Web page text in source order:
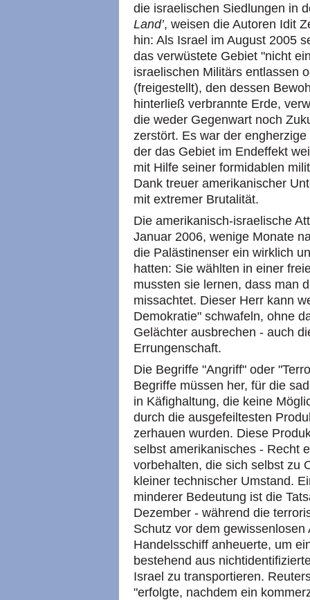
die israelischen Siedlungen in
Land’, weisen die Autoren Idit
hin: Als Israel im August 2005
das verwüstete Gebiet "nicht
israelischen Militärs entlassen
(freigestellt), den dessen
hinterließ verbrannte Erde,
die weder Gegenwart noch
zerstört. Es war der
der das Gebiet im Endeffekt
mit Hilfe seiner formidablen
Dank treuer amerikanischer
mit extremer Brutalität.
Die amerikanisch-israelische
Januar 2006, wenige Monate
die Palästinenser ein wirklich
hatten: Sie wählten in einer
mussten sie lernen, dass man
missachtet. Dieser Herr kann
Demokratie" schwafeln, ohne
Gelächter ausbrechen - auch
Errungenschaft.
Die Begriffe "Angriff" oder
Begriffe müssen her, für die
in Käfighaltung, die keine
durch die ausgefeiltesten
zerhauen wurden. Diese
selbst amerikanisches - Recht
vorbehalten, die sich selbst zu
kleiner technischer Umstand.
minderer Bedeutung ist die
Dezember - während die
Schutz vor dem
Handelsschiff anheuerte, um
bestehend aus
Israel zu transportieren.
"erfolgte, nachdem ein